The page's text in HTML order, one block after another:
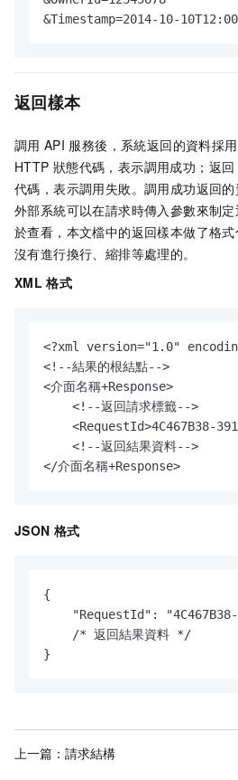
&Timestamp=2014-10-
返回樣本
調用 API 服務後，系統返回的資料採
HTTP 狀態代碼，表示調用成功；返回
代碼，表示調用失敗。調用成功返回
外部系統可以在請求時傳入參數來制
於查看，本文檔中的返回樣本做了格
沒有進行換行、縮排等處理的。
XML 格式
<?xml version="1.0"
<!--結果的根結點-->
<介面名稱+Response>
    <!--返回請求標籤-->
<RequestId>4C467B38-
    <!--返回結果資料-->
</介面名稱+Response>
JSON 格式
{
"RequestId":
    /* 返回結果資料 */
}
上一篇： 請求結構